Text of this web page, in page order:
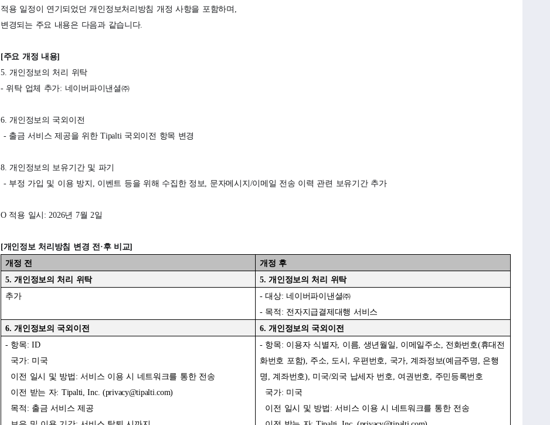
적용 일정이 연기되었던 개인정보처리방침 개정 사항을 포함하며,
변경되는 주요 내용은 다음과 같습니다.
[주요 개정 내용]
5.개인정보의 처리 위탁
- 위탁 업체 추가: 네이버파이낸셜㈜
6.개인정보의 국외이전
- 출금 서비스 제공을 위한 Tipalti 국외이전 항목 변경
8.개인정보의 보유기간 및 파기
- 부정 가입 및 이용 방지, 이벤트 등을 위해 수집한 정보, 문자메시지/이메일 전송 이력 관련 보유기간 추가
O 적용 일시: 2026년 7월 2일
[개인정보 처리방침 변경 전·후 비교]
개정 전
개정 후
5.개인정보의 처리 위탁 5.개인정보의 처리 위탁
추가
-대상: 네이버파이낸셜㈜
- 목적: 전자지급결제대행 서비스
6.개인정보의 국외이전 6.개인정보의 국외이전
- 항목: ID
국가: 미국
이전 일시 및 방법: 서비스 이용 시 네트워크를 통한 전송
이전 받는 자: Tipalti, Inc. (privacy@tipalti.com)
목적: 출금 서비스 제공
- 항목: 이용자 식별자, 이름, 생년월일, 이메일주소, 전화번호(휴대전
화번호 포함), 주소, 도시, 우편번호, 국가, 계좌정보(예금주명, 은행
명, 계좌번호), 미국/외국 납세자 번호, 여권번호, 주민등록번호
국가: 미국
이전 일시 및 방법: 서비스 이용 시 네트워크를 통한 전송